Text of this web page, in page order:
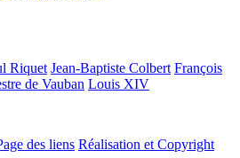
Riquet Jean-Baptiste Colbert François
de Vauban Louis XIV
des liens Réalisation et Copyright